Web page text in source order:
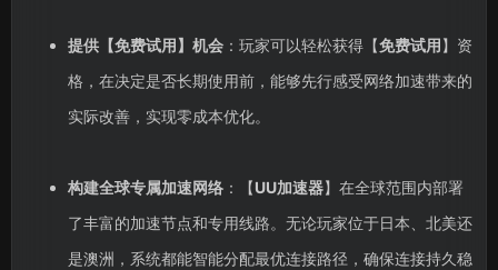
提供【免费试用 】机会：玩家可以轻松获得【免费试用 】资
格，在决定是否长期使用前，能够先行感受网络加速带来的
实际改善，实现零成本优化。
构建全球专属加速网络：【UU加速器】在全球范围内部署
了丰富的加速节点和专用线路。无论玩家位于日本、北美还
是澳洲，系统都能智能分配最优连接路径，确保连接持久稳